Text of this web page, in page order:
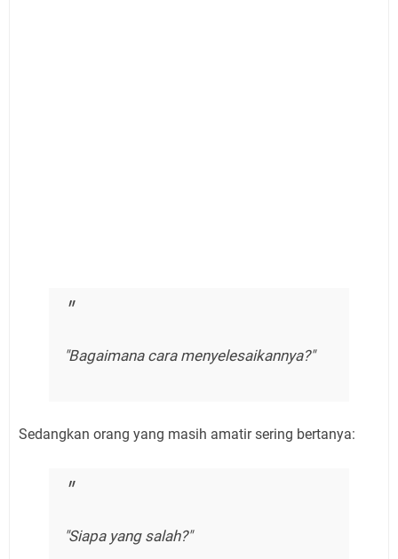
"Bagaimana cara menyelesaikannya?"
Sedangkan orang yang masih amatir sering bertanya:
"Siapa yang salah?"